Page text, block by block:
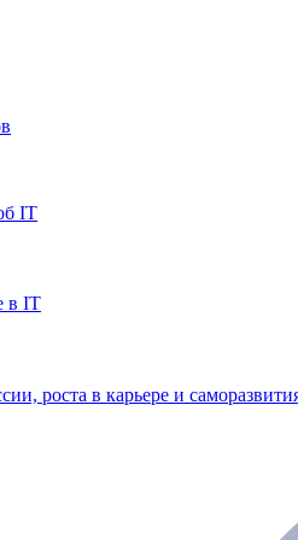
IT
в IT
роста в карьере и